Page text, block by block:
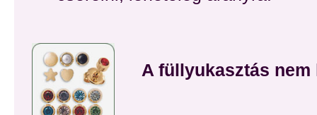
A füllyukasztás nem